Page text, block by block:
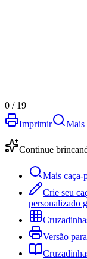
0 / 19
Imprimir
Mais
Continue
Mais caça-
Crie seu
personalizado
Versão